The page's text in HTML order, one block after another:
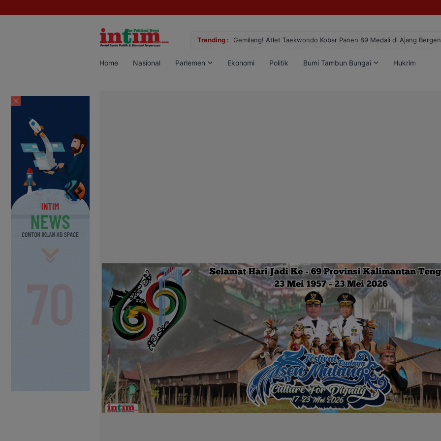
Trending :
Sabu di Pangkalan Bun, Dua Pelaku Diamankan Gemilang! Atlet Taekwondo Kobar Panen 89 Medali di Ajang
Home Nasional Parlemen Ekonomi Politik Bumi Tambun Bungai Hukrim